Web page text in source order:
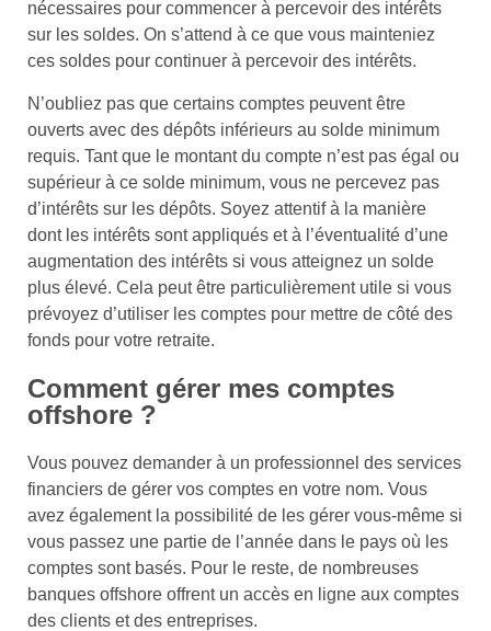
nécessaires pour commencer à percevoir des intérêts
sur les soldes. On s’attend à ce que vous mainteniez
ces soldes pour continuer à percevoir des intérêts.
N’oubliez pas que certains comptes peuvent être
ouverts avec des dépôts inférieurs au solde minimum
requis. Tant que le montant du compte n’est pas égal ou
supérieur à ce solde minimum, vous ne percevez pas
d’intérêts sur les dépôts. Soyez attentif à la manière
dont les intérêts sont appliqués et à l’éventualité d’une
augmentation des intérêts si vous atteignez un solde
plus élevé. Cela peut être particulièrement utile si vous
prévoyez d’utiliser les comptes pour mettre de côté des
fonds pour votre retraite.
Comment gérer mes comptes
offshore ?
Vous pouvez demander à un professionnel des services
financiers de gérer vos comptes en votre nom. Vous
avez également la possibilité de les gérer vous-même si
vous passez une partie de l’année dans le pays où les
comptes sont basés. Pour le reste, de nombreuses
banques offshore offrent un accès en ligne aux comptes
des clients et des entreprises.